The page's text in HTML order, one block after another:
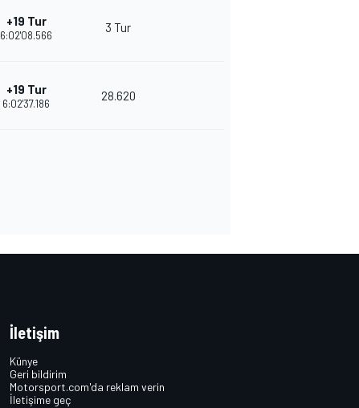
+19 Tur
6:02'08.566
3 Tur
+19 Tur
6:02'37.186
28.620
İletişim
Künye
Geri bildirim
Motorsport.com'da reklam verin
İletişime geç